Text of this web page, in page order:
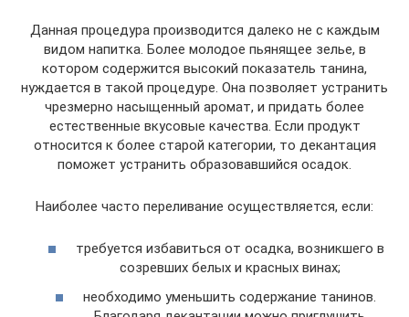
Данная процедура производится далеко не с каждым
видом напитка. Более молодое пьянящее зелье, в
котором содержится высокий показатель танина,
нуждается в такой процедуре. Она позволяет устранить
чрезмерно насыщенный аромат, и придать более
естественные вкусовые качества. Если продукт
относится к более старой категории, то декантация
поможет устранить образовавшийся осадок.
Наиболее часто переливание осуществляется, если:
требуется избавиться от осадка, возникшего в
созревших белых и красных винах;
необходимо уменьшить содержание танинов.